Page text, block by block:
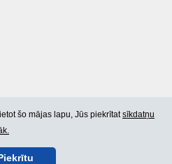
šo mājas lapu, Jūs piekrītatsīkdatņu